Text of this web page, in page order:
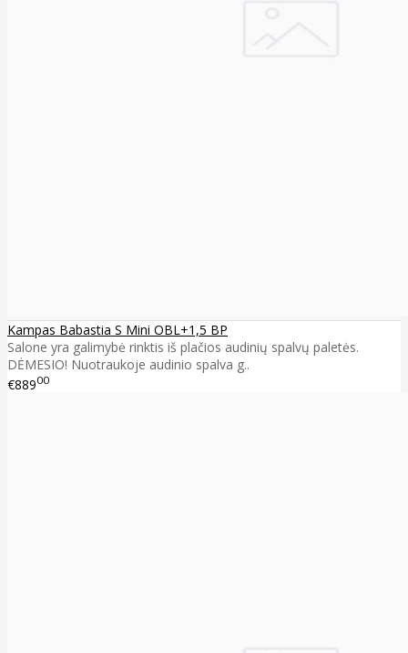
Kampas Babastia S Mini OBL+1,5 BP
Salone yra galimybė rinktis iš plačios audinių spalvų paletės.
DĖMESIO! Nuotraukoje audinio spalva g..
€88900